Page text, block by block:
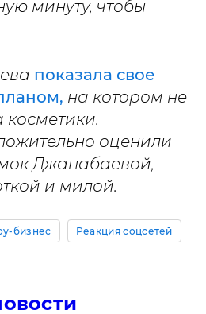
минуту, чтобы
показала свое
на котором не
оценили
Джанабаевой,
и милой.
бизнес Реакция соцсетей